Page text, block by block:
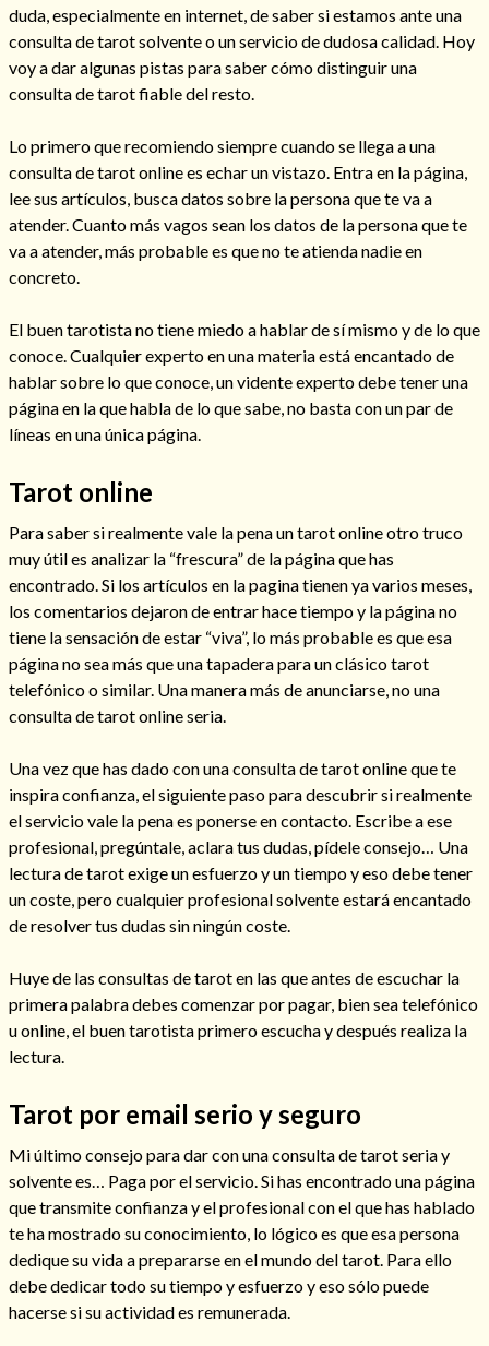
Amarre para recuperar a mi pareja
Cómo alejar a la amante de mi esposo
Endulzamiento
Consulta de tarot online
duda, especialmente en internet, de saber si estamos ante una
consulta de tarot solvente o un servicio de dudosa calidad. Hoy
voy a dar algunas pistas para saber cómo distinguir una
consulta de tarot fiable del resto.
Lo primero que recomiendo siempre cuando se llega a una
consulta de tarot online es echar un vistazo. Entra en la página,
lee sus artículos, busca datos sobre la persona que te va a
atender. Cuanto más vagos sean los datos de la persona que te
va a atender, más probable es que no te atienda nadie en
concreto.
El buen tarotista no tiene miedo a hablar de sí mismo y de lo que
conoce. Cualquier experto en una materia está encantado de
hablar sobre lo que conoce, un vidente experto debe tener una
página en la que habla de lo que sabe, no basta con un par de
líneas en una única página.
Tarot online
Para saber si realmente vale la pena un tarot online otro truco
muy útil es analizar la “frescura” de la página que has
encontrado. Si los artículos en la pagina tienen ya varios meses,
los comentarios dejaron de entrar hace tiempo y la página no
tiene la sensación de estar “viva”, lo más probable es que esa
página no sea más que una tapadera para un clásico tarot
telefónico o similar. Una manera más de anunciarse, no una
consulta de tarot online seria.
Una vez que has dado con una consulta de tarot online que te
inspira confianza, el siguiente paso para descubrir si realmente
el servicio vale la pena es ponerse en contacto. Escribe a ese
profesional, pregúntale, aclara tus dudas, pídele consejo… Una
lectura de tarot exige un esfuerzo y un tiempo y eso debe tener
un coste, pero cualquier profesional solvente estará encantado
de resolver tus dudas sin ningún coste.
Huye de las consultas de tarot en las que antes de escuchar la
primera palabra debes comenzar por pagar, bien sea telefónico
u online, el buen tarotista primero escucha y después realiza la
lectura.
Tarot por email serio y seguro
Mi último consejo para dar con una consulta de tarot seria y
solvente es… Paga por el servicio. Si has encontrado una página
que transmite confianza y el profesional con el que has hablado
te ha mostrado su conocimiento, lo lógico es que esa persona
dedique su vida a prepararse en el mundo del tarot. Para ello
debe dedicar todo su tiempo y esfuerzo y eso sólo puede
hacerse si su actividad es remunerada.